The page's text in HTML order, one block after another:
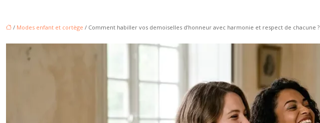
/ Modes enfant et cortège / Comment habiller vos demoiselles d’honneur avec harmonie et respect de chacune ?